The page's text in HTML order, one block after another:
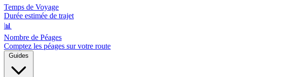
Temps de Voyage
Durée estimée de trajet
📊
Nombre de Péages
Comptez les péages sur votre route
Guides